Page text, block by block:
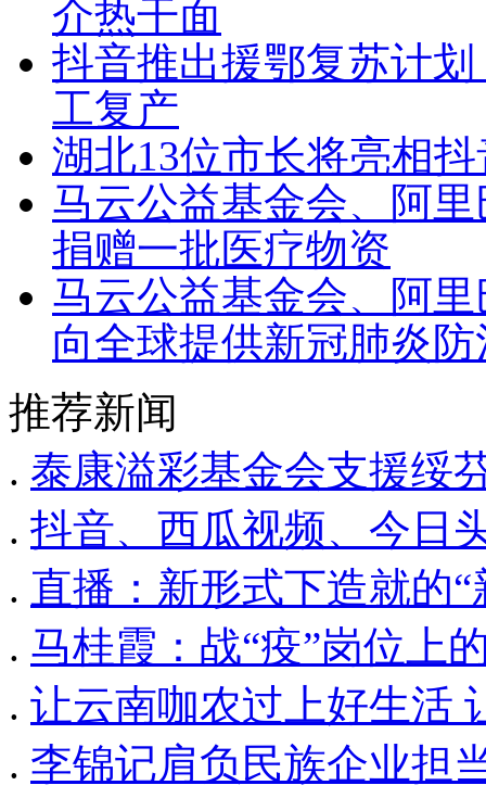
介热干面
抖音推出援鄂复苏计
工复产
湖北13位市长将亮相
马云公益基金会、阿
捐赠一批医疗物资
马云公益基金会、阿
向全球提供新冠肺炎
推荐新闻
. 泰康溢彩基金会支援绥
. 抖音、西瓜视频、今日
. 直播：新形式下造就的“
. 马桂霞：战“疫”岗位上
. 让云南咖农过上好生活
. 李锦记肩负民族企业担